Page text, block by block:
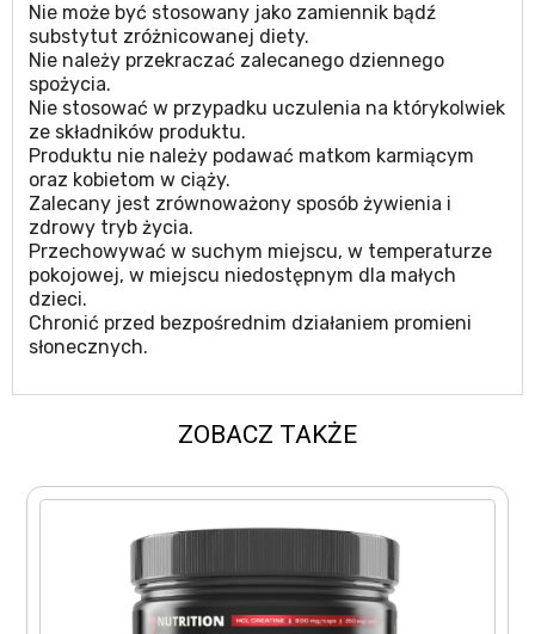
Nie może być stosowany jako zamiennik bądź
substytut zróżnicowanej diety.
Nie należy przekraczać zalecanego dziennego
spożycia.
Nie stosować w przypadku uczulenia na którykolwiek
ze składników produktu.
Produktu nie należy podawać matkom karmiącym
oraz kobietom w ciąży.
Zalecany jest zrównoważony sposób żywienia i
zdrowy tryb życia.
Przechowywać w suchym miejscu, w temperaturze
pokojowej, w miejscu niedostępnym dla małych
dzieci.
Chronić przed bezpośrednim działaniem promieni
słonecznych.
ZOBACZ TAKŻE